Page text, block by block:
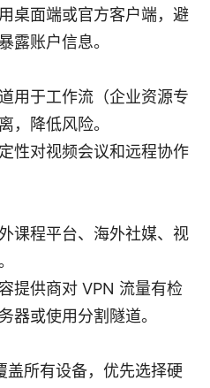
桌面端或官方客户端，避
露账户信息。
用于工作流（企业资源专
，降低风险。
性对视频会议和远程协作
课程平台、海外社媒、视
提供商对 VPN 流量有检
器或使用分割隧道。
盖所有设备，优先选择硬